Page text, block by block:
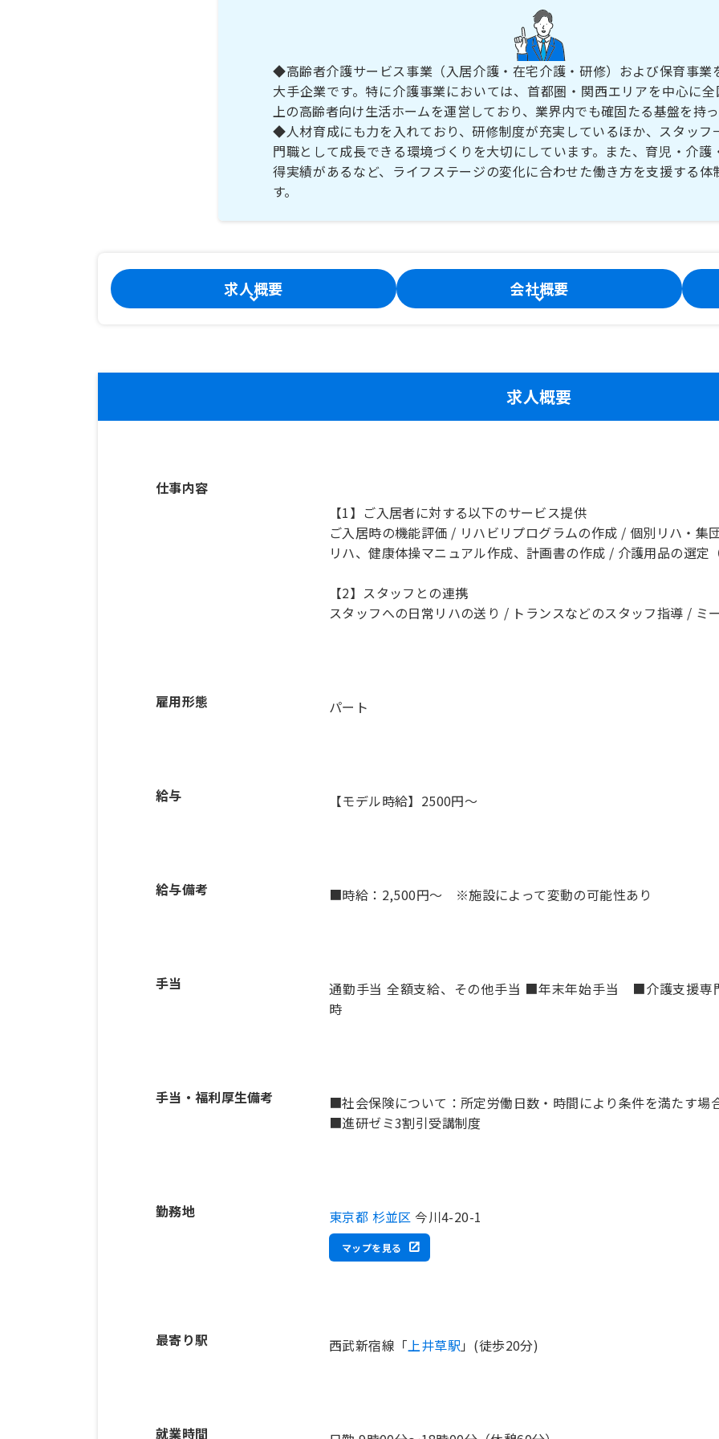
◆高齢者介護サービス事業（入居介護・在宅介護・研修）および保育事業
大手企業です。特に介護事業においては、首都圏・関西エリアを中心に
上の高齢者向け生活ホームを運営しており、業界内でも確固たる基盤を持
◆人材育成にも力を入れており、研修制度が充実しているほか、スタッフ
門職として成長できる環境づくりを大切にしています。また、育児・介護
得実績があるなど、ライフステージの変化に合わせた働き方を支援する体
す。
求人概要 会社概要
求人概要
仕事内容
【1】ご入居者に対する以下のサービス提供
ご入居時の機能評価 / リハビリプログラムの作成 / 個別リハ・集
リハ、健康体操マニュアル作成、計画書の作成 / 介護用品の選定
【2】スタッフとの連携
スタッフへの日常リハの送り / トランスなどのスタッフ指導 / ミ
雇用形態 パート
給与 【モデル時給】2500円〜
給与備考 ■時給：2,500円～ ※施設によって変動の可能性あり
手当
通勤手当 全額支給、その他手当 ■年末年始手当 ■介護支援専
時
手当・福利厚生備考
■社会保険について：所定労働日数・時間により条件を満たす場
■進研ゼミ3割引受講制度
勤務地 東京都 杉並区 今川4-20-1
マップを見る
最寄り駅 西武新宿線「 上井草駅 」(徒歩20分)
就業時間